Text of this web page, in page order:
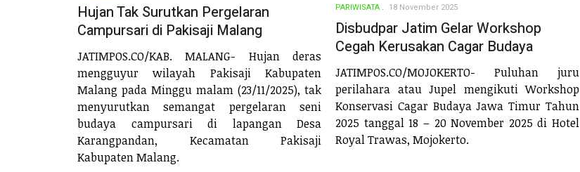
Hujan Tak Surutkan Pergelaran
Campursari di Pakisaji Malang
JATIMPOS.CO/KAB. MALANG- Hujan deras
mengguyur wilayah Pakisaji Kabupaten
Malang pada Minggu malam (23/11/2025), tak
menyurutkan semangat pergelaran seni
budaya campursari di lapangan Desa
Karangpandan, Kecamatan Pakisaji
Kabupaten Malang.
PARIWISATA 18 November 2025
Disbudpar Jatim Gelar Workshop
Cegah Kerusakan Cagar Budaya
JATIMPOS.CO/MOJOKERTO- Puluhan juru
perilahara atau Jupel mengikuti Workshop
Konservasi Cagar Budaya Jawa Timur Tahun
2025 tanggal 18 – 20 November 2025 di Hotel
Royal Trawas, Mojokerto.